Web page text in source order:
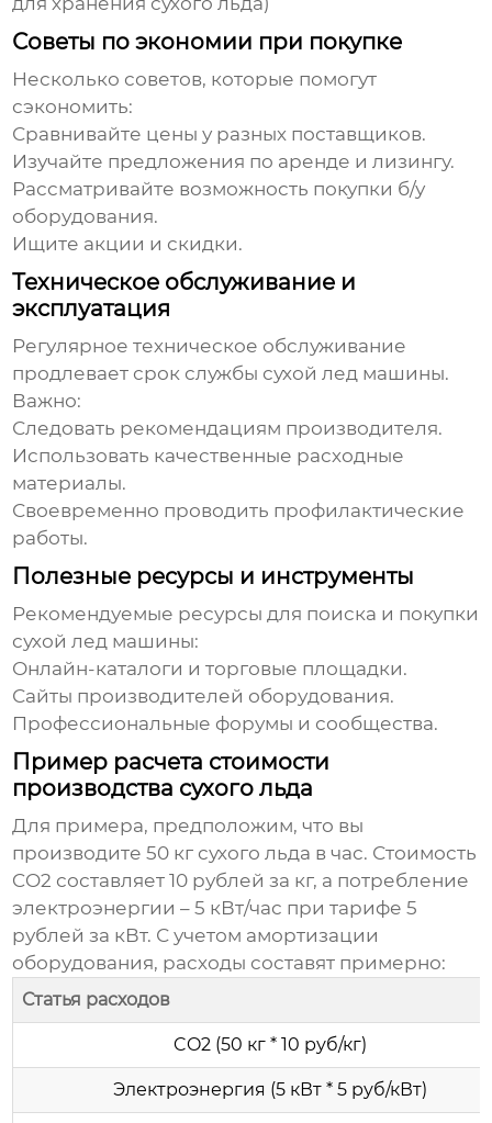
Советы по экономии при покупке
Несколько советов, которые помогут
сэкономить:
Сравнивайте цены у разных поставщиков.
Изучайте предложения по аренде и лизингу.
Рассматривайте возможность покупки б/у
оборудования.
Ищите акции и скидки.
Техническое обслуживание и
эксплуатация
Регулярное техническое обслуживание
продлевает срок службы сухой лед машины.
Важно:
Следовать рекомендациям производителя.
Использовать качественные расходные
материалы.
Своевременно проводить профилактические
работы.
Полезные ресурсы и инструменты
Рекомендуемые ресурсы для поиска и покупки
сухой лед машины:
Онлайн-каталоги и торговые площадки.
Сайты производителей оборудования.
Профессиональные форумы и сообщества.
Пример расчета стоимости
производства сухого льда
Для примера, предположим, что вы
производите 50 кг сухого льда в час. Стоимость
CO2 составляет 10 рублей за кг, а потребление
электроэнергии – 5 кВт/час при тарифе 5
рублей за кВт. С учетом амортизации
оборудования, расходы составят примерно:
Статья расходов
CO2 (50 кг * 10 руб/кг)
Электроэнергия (5 кВт * 5 руб/кВт)